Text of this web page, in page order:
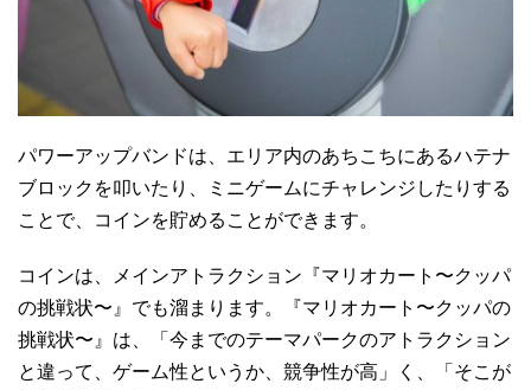
パワーアップバンドは、エリア内のあちこちにあるハテナ
ブロックを叩いたり、ミニゲームにチャレンジしたりする
ことで、コインを貯めることができます。
コインは、メインアトラクション『マリオカート〜クッパ
の挑戦状〜』でも溜まります。『マリオカート〜クッパの
挑戦状〜』は、「今までのテーマパークのアトラクション
と違って、ゲーム性というか、競争性が高」く、「そこが